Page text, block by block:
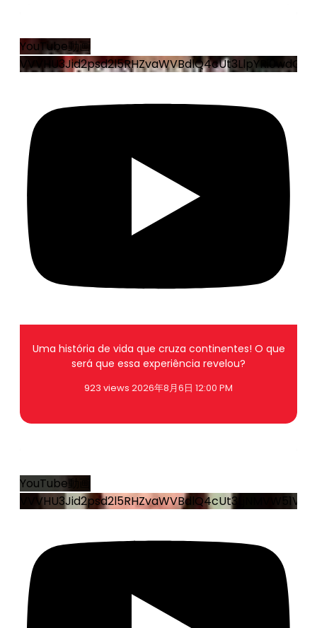
YouTube動画
Uma história de vida que cruza continentes! O que
será que essa experiência revelou?
923 views 2026年8月6日 12:00 PM
YouTube動画